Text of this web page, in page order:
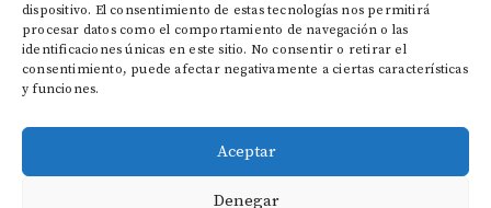
dispositivo. El consentimiento de estas tecnologías nos permitirá
procesar datos como el comportamiento de navegación o las
identificaciones únicas en este sitio. No consentir o retirar el
consentimiento, puede afectar negativamente a ciertas características
y funciones.
Aceptar
Denegar
CONTACTO
POLÍTICA DE COOKIES